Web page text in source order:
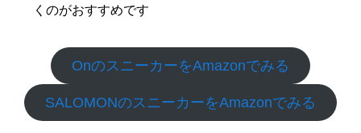
くのがおすすめです
OnのスニーカーをAmazonでみる
SALOMONのスニーカーをAmazonでみる